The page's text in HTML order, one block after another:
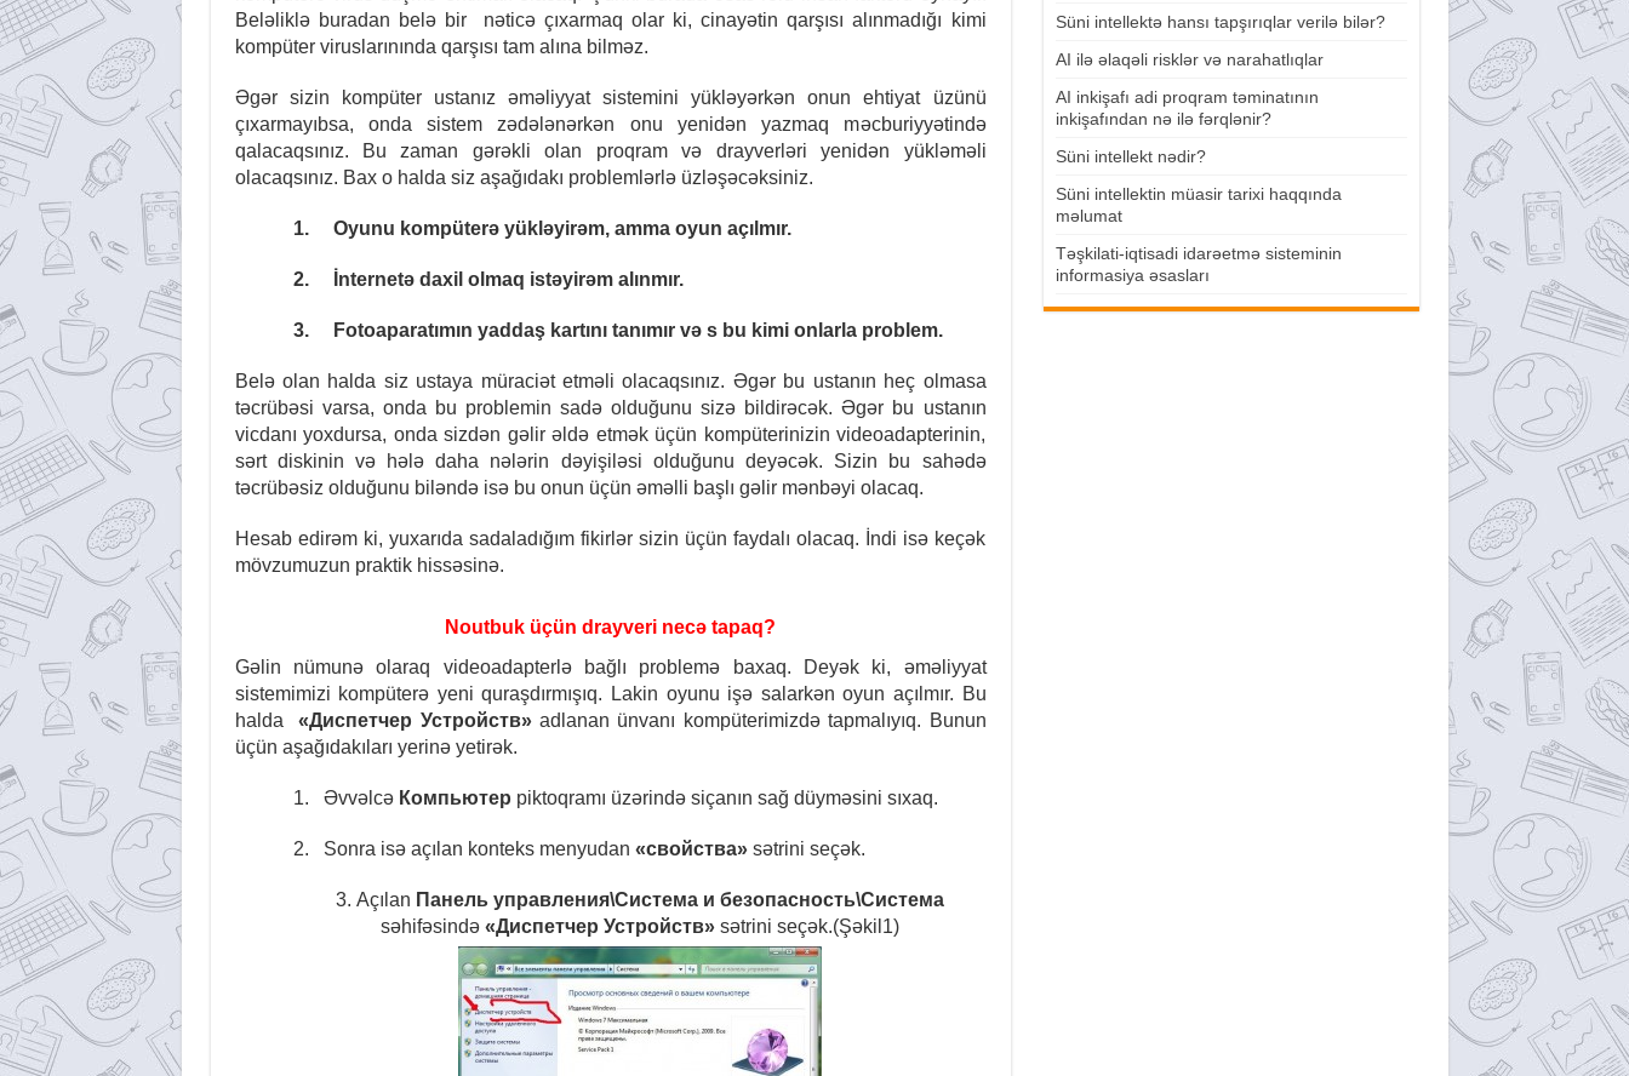
Beləliklə buradan belə bir nəticə çıxarmaq olar ki, cinayətin qarşısı alınmadığı kimi
kompüter viruslarınında qarşısı tam alına bilməz.
Əgər sizin kompüter ustanız əməliyyat sistemini yükləyərkən onun ehtiyat üzünü
çıxarmayıbsa, onda sistem zədələnərkən onu yenidən yazmaq məcburiyyətində
qalacaqsınız. Bu zaman gərəkli olan proqram və drayverləri yenidən yükləməli
olacaqsınız. Bax o halda siz aşağıdakı problemlərlə üzləşəcəksiniz.
1. Oyunu kompüterə yükləyirəm, amma oyun açılmır.
2. İnternetə daxil olmaq istəyirəm alınmır.
3. Fotoaparatımın yaddaş kartını tanımır və s bu kimi onlarla problem.
Belə olan halda siz ustaya müraciət etməli olacaqsınız. Əgər bu ustanın heç olmasa
təcrübəsi varsa, onda bu problemin sadə olduğunu sizə bildirəcək. Əgər bu ustanın
vicdanı yoxdursa, onda sizdən gəlir əldə etmək üçün kompüterinizin videoadapterinin,
sərt diskinin və hələ daha nələrin dəyişiləsi olduğunu deyəcək. Sizin bu sahədə
təcrübəsiz olduğunu biləndə isə bu onun üçün əməlli başlı gəlir mənbəyi olacaq.
Hesab edirəm ki, yuxarıda sadaladığım fikirlər sizin üçün faydalı olacaq. İndi isə keçək
mövzumuzun praktik hissəsinə.
Noutbuk üçün drayveri necə tapaq?
Gəlin nümunə olaraq videoadapterlə bağlı problemə baxaq. Deyək ki, əməliyyat
sistemimizi kompüterə yeni quraşdırmışıq. Lakin oyunu işə salarkən oyun açılmır. Bu
halda
«Диспетчер Устройств»adlanan ünvanı kompüterimizdə tapmalıyıq. Bunun
üçün aşağıdakıları yerinə yetirək.
1. Əvvəlcə Компьютер piktoqramı üzərində siçanın sağ düyməsini sıxaq.
2. Sonra isə açılan konteks menyudan «свойства» sətrini seçək.
3. Açılan Панель управления\Система и безопасность\Система
səhifəsində «Диспетчер Устройств»sətrini seçək.(Şəkil1)
Süni intellektə hansı tapşırıqlar verilə bilər?
AI ilə əlaqəli risklər və narahatlıqlar
AI inkişafı adi proqram təminatının
inkişafından nə ilə fərqlənir?
Süni intellekt nədir?
Süni intellektin müasir tarixi haqqında
məlumat
Təşkilati-iqtisadi idarəetmə sisteminin
informasiya əsasları